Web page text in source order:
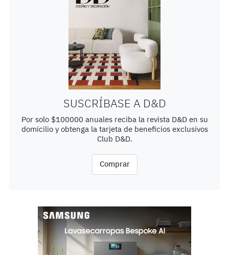
SUSCRÍBASE A D&D
Por solo $100000 anuales reciba la revista D&D en su
domicilio y obtenga la tarjeta de beneficios exclusivos
Club D&D.
Comprar